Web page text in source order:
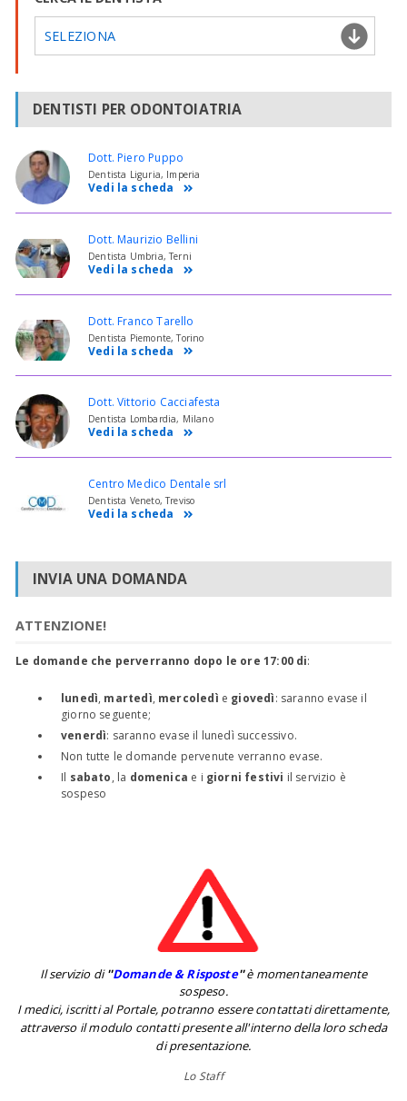
SELEZIONA
DENTISTI PER ODONTOIATRIA
Dott. Piero Puppo
Dentista Liguria, Imperia
Vedi la scheda
Dott. Maurizio Bellini
Dentista Umbria, Terni
Vedi la scheda
Dott. Franco Tarello
Dentista Piemonte, Torino
Vedi la scheda
Dott. Vittorio Cacciafesta
Dentista Lombardia, Milano
Vedi la scheda
Centro Medico Dentale srl
Dentista Veneto, Treviso
Vedi la scheda
INVIA UNA DOMANDA
ATTENZIONE!
Le domande che perverranno dopo le ore 17:00 di:
lunedì, martedì, mercoledì e giovedì: saranno evase il
giorno seguente;
venerdì: saranno evase il lunedì successivo.
Non tutte le domande pervenute verranno evase.
Il sabato, la domenica e i giorni festivi il servizio è
sospeso
Il servizio di''Domande & Risposte''è momentaneamente
sospeso.
I medici, iscritti al Portale, potranno essere contattati direttamente,
attraverso il modulo contatti presente all'interno della loro scheda
di presentazione.
Lo Staff